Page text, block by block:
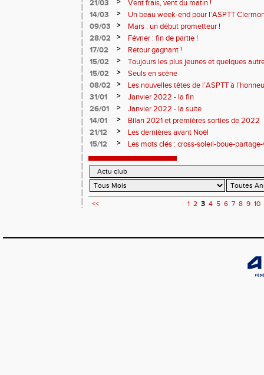
21/03
Vent frais, vent du matin !
14/03
>
Un beau week-end pour l’ASPTT
09/03
>
Mars : un début prometteur !
28/02
>
Février : fin de partie !
17/02
>
Retour gagnant !
15/02
>
Toujours les plus jeunes et quelques
15/02
>
Seuls en scène
08/02
>
Les nouvelles têtes de l’ASPTT à
31/01
>
Janvier 2022 - la fin
26/01
>
Janvier 2022 - la suite
14/01
>
Bilan 2021 et premières sorties de 2022
21/12
>
Les dernières avant Noël
15/12
> Les mots clés : cross-soleil-boue-
<< 1 2 3 4 5 6 7 8 9 10